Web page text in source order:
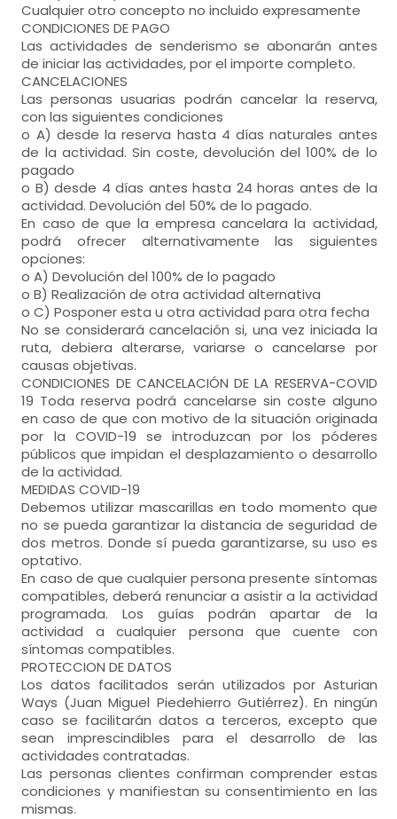
Cualquier otro concepto no incluido expresamente
CONDICIONES DE PAGO
Las actividades de senderismo se abonarán antes
de iniciar las actividades, por el importe completo.
CANCELACIONES
Las personas usuarias podrán cancelar la reserva,
con las siguientes condiciones
o A) desde la reserva hasta 4 días naturales antes
de la actividad. Sin coste, devolución del 100% de lo
pagado
o B) desde 4 días antes hasta 24 horas antes de la
actividad. Devolución del 50% de lo pagado.
En caso de que la empresa cancelara la actividad,
podrá ofrecer alternativamente las siguientes
opciones:
o A) Devolución del 100% de lo pagado
o B) Realización de otra actividad alternativa
o C) Posponer esta u otra actividad para otra fecha
No se considerará cancelación si, una vez iniciada la
ruta, debiera alterarse, variarse o cancelarse por
causas objetivas.
CONDICIONES DE CANCELACIÓN DE LA RESERVA-COVID
19 Toda reserva podrá cancelarse sin coste alguno
en caso de que con motivo de la situación originada
por la COVID-19 se introduzcan por los póderes
públicos que impidan el desplazamiento o desarrollo
de la actividad.
MEDIDAS COVID-19
Debemos utilizar mascarillas en todo momento que
no se pueda garantizar la distancia de seguridad de
dos metros. Donde sí pueda garantizarse, su uso es
optativo.
En caso de que cualquier persona presente síntomas
compatibles, deberá renunciar a asistir a la actividad
programada. Los guías podrán apartar de la
actividad a cualquier persona que cuente con
síntomas compatibles.
PROTECCION DE DATOS
Los datos facilitados serán utilizados por Asturian
Ways (Juan Miguel Piedehierro Gutiérrez). En ningún
caso se facilitarán datos a terceros, excepto que
sean imprescindibles para el desarrollo de las
actividades contratadas.
Las personas clientes confirman comprender estas
condiciones y manifiestan su consentimiento en las
mismas.